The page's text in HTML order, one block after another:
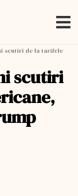
scutiri de la tarifele
scutiri